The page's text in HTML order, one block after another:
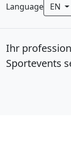
Language EN
Ihr
Sportevents